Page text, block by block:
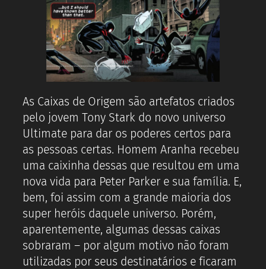
As Caixas de Origem são artefatos criados
pelo jovem Tony Stark do novo universo
Ultimate para dar os poderes certos para
as pessoas certas. Homem Aranha recebeu
uma caixinha dessas que resultou em uma
nova vida para Peter Parker e sua família. E,
bem, foi assim com a grande maioria dos
super heróis daquele universo. Porém,
aparentemente, algumas dessas caixas
sobraram – por algum motivo não foram
utilizadas por seus destinatários e ficaram